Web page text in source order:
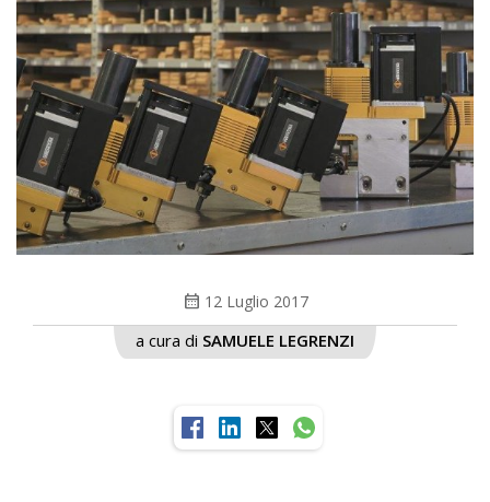
calendar_month 12 Luglio 2017
a cura di SAMUELE LEGRENZI